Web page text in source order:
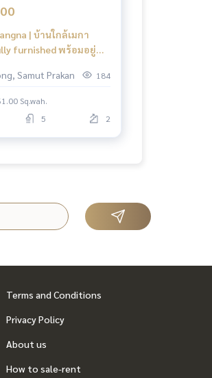
| บ้านใกล้เมกา
furnished พร้อมอยู่
Samut Prakan
184
Sq.wah.
5 2
Terms and Conditions
Privacy Policy
About us
How to sale-rent